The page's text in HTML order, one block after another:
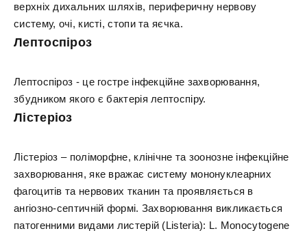
верхніх дихальних шляхів, периферичну нервову
систему, очі, кисті, стопи та яєчка.
Лептоспіроз
Лептоспіроз - це гостре інфекційне захворювання,
збудником якого є бактерія лептоспіру.
Лістеріоз
Лістеріоз – поліморфне, клінічне та зоонозне інфекційне
захворювання, яке вражає систему мононуклеарних
фагоцитів та нервових тканин та проявляється в
ангіозно-септичній формі. Захворювання викликається
патогенними видами листерій (Listeria): L. Monocytogene